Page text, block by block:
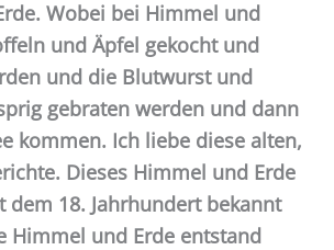
Wobei bei Himmel und
und Äpfel gekocht und
und die Blutwurst und
gebraten werden und dann
kommen. Ich liebe diese alten,
Dieses Himmel und Erde
dem 18. Jahrhundert bekannt
Himmel und Erde entstand